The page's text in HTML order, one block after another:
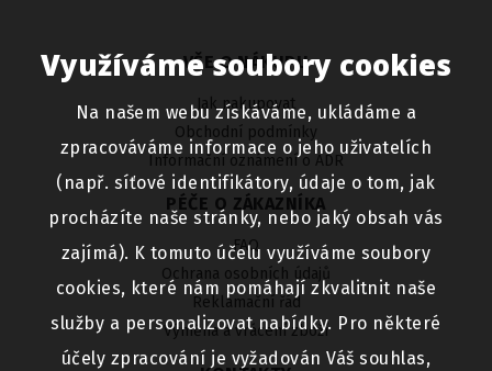
Využíváme soubory cookies
Na našem webu získáváme, ukládáme a
zpracováváme informace o jeho uživatelích
(např. síťové identifikátory, údaje o tom, jak
procházíte naše stránky, nebo jaký obsah vás
zajímá). K tomuto účelu využíváme soubory
cookies, které nám pomáhají zkvalitnit naše
služby a personalizovat nabídky. Pro některé
účely zpracování je vyžadován Váš souhlas,
VŠE O NÁKUPU
Jak nakupovat
Obchodní podmínky
Informační oznámení o ADR
PÉČE O ZÁKAZNÍKA
FAQ
Ochrana osobních údajů
Reklamační řád
Výměna a vrácení zboží